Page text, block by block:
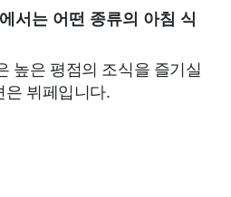
서는 어떤 종류의 아침 식
높은 평점의 조식을 즐기실
뷔페입니다.